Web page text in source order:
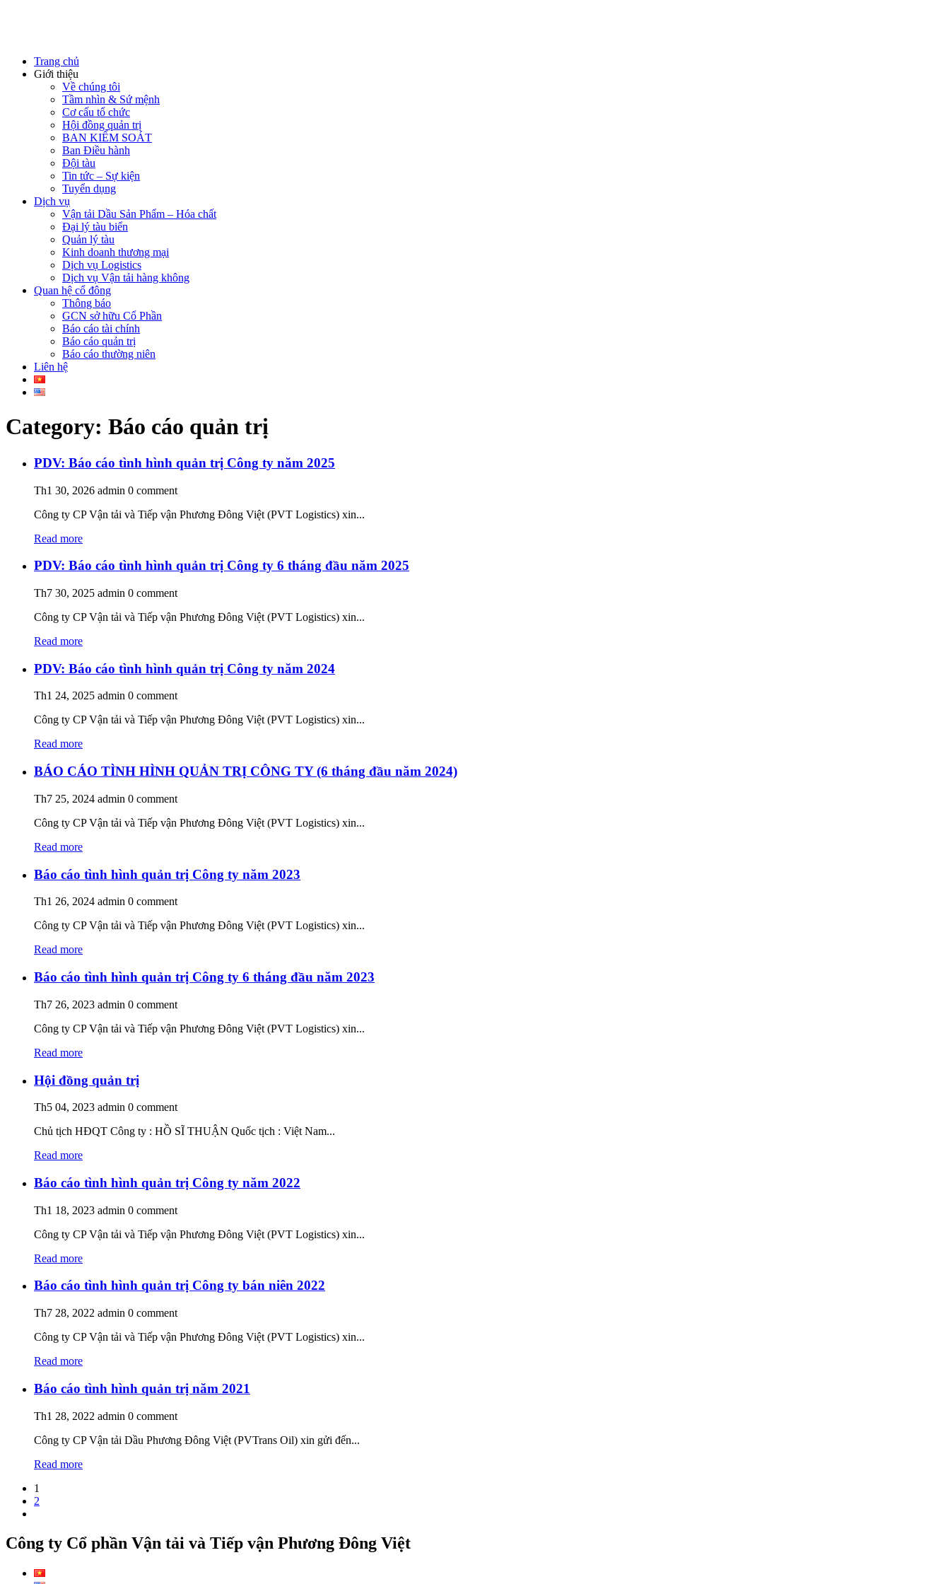
Trang chủ
Giới thiệu
Về chúng tôi
Tầm nhìn & Sứ mệnh
Cơ cấu tổ chức
Hội đồng quản trị
BAN KIỂM SOÁT
Ban Điều hành
Đội tàu
Tin tức – Sự kiện
Tuyển dụng
Dịch vụ
Vận tải Dầu Sản Phẩm – Hóa chất
Đại lý tàu biển
Quản lý tàu
Kinh doanh thương mại
Dịch vụ Logistics
Dịch vụ Vận tải hàng không
Quan hệ cổ đông
Thông báo
GCN sở hữu Cổ Phần
Báo cáo tài chính
Báo cáo quản trị
Báo cáo thường niên
Liên hệ
Category: Báo cáo quản trị
PDV: Báo cáo tình hình quản trị Công ty năm 2025
Th1 30, 2026 admin 0 comment
Công ty CP Vận tải và Tiếp vận Phương Đông Việt (PVT Logistics) xin...
Read more
PDV: Báo cáo tình hình quản trị Công ty 6 tháng đầu năm 2025
Th7 30, 2025 admin 0 comment
Công ty CP Vận tải và Tiếp vận Phương Đông Việt (PVT Logistics) xin...
Read more
PDV: Báo cáo tình hình quản trị Công ty năm 2024
Th1 24, 2025 admin 0 comment
Công ty CP Vận tải và Tiếp vận Phương Đông Việt (PVT Logistics) xin...
Read more
BÁO CÁO TÌNH HÌNH QUẢN TRỊ CÔNG TY (6 tháng đầu năm 2024)
Th7 25, 2024 admin 0 comment
Công ty CP Vận tải và Tiếp vận Phương Đông Việt (PVT Logistics) xin...
Read more
Báo cáo tình hình quản trị Công ty năm 2023
Th1 26, 2024 admin 0 comment
Công ty CP Vận tải và Tiếp vận Phương Đông Việt (PVT Logistics) xin...
Read more
Báo cáo tình hình quản trị Công ty 6 tháng đầu năm 2023
Th7 26, 2023 admin 0 comment
Công ty CP Vận tải và Tiếp vận Phương Đông Việt (PVT Logistics) xin...
Read more
Hội đồng quản trị
Th5 04, 2023 admin 0 comment
Chủ tịch HĐQT Công ty : HỒ SĨ THUẬN Quốc tịch : Việt Nam...
Read more
Báo cáo tình hình quản trị Công ty năm 2022
Th1 18, 2023 admin 0 comment
Công ty CP Vận tải và Tiếp vận Phương Đông Việt (PVT Logistics) xin...
Read more
Báo cáo tình hình quản trị Công ty bán niên 2022
Th7 28, 2022 admin 0 comment
Công ty CP Vận tải và Tiếp vận Phương Đông Việt (PVT Logistics) xin...
Read more
Báo cáo tình hình quản trị năm 2021
Th1 28, 2022 admin 0 comment
Công ty CP Vận tải Dầu Phương Đông Việt (PVTrans Oil) xin gửi đến...
Read more
1
2
Công ty Cổ phần Vận tải và Tiếp vận Phương Đông Việt